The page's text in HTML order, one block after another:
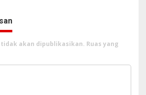
akan dipublikasikan. Ruas yang